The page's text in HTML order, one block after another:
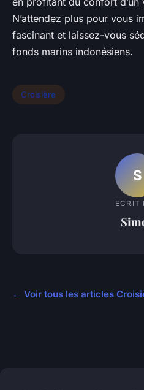
N’attendez plus pour vous
fascinant et laissez-vous
fonds marins indonésiens.
Croisière
S
ECRIT
← Voir tous les articles